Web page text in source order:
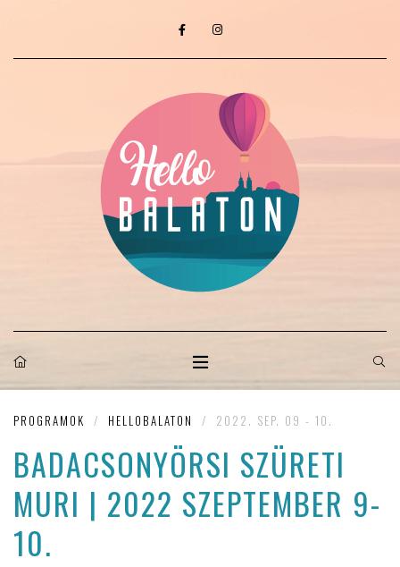
PROGRAMOK / HELLOBALATON / 2022. SEP. 09 - 10.
BADACSONYÖRSI SZÜRETI
MURI | 2022 SZEPTEMBER 9-
10.